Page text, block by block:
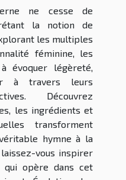
ne cesse de
la notion de
les multiples
féminine, les
évoquer légèreté,
à travers leurs
Découvrez
les ingrédients et
transforment
hymne à la
vous inspirer
qui opère dans cet